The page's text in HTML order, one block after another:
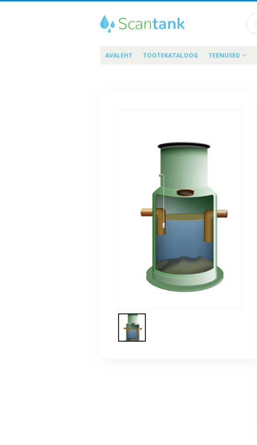
AVALEHT TOOTEKATALOOG TEENUSED